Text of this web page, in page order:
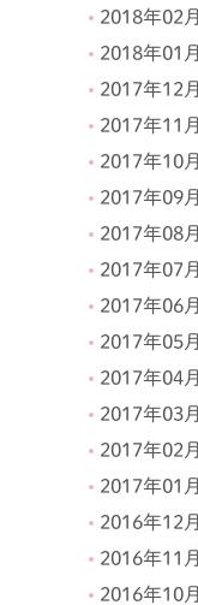
2018年02月
2018年01月
2017年12月
2017年11月
2017年10月
2017年09月
2017年08月
2017年07月
2017年06月
2017年05月
2017年04月
2017年03月
2017年02月
2017年01月
2016年12月
2016年11月
2016年10月